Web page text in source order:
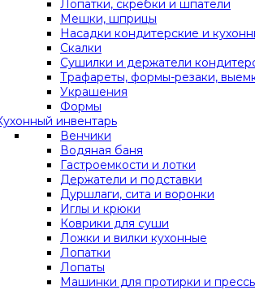
Лопатки, скребки и шпатели
Мешки, шприцы
Насадки кондитерские и
Скалки
Сушилки и держатели
Трафареты, формы-резаки,
Украшения
Формы
инвентарь
Венчики
Водяная баня
Гастроемкости и лотки
Держатели и подставки
Дуршлаги, сита и воронки
Иглы и крюки
Коврики для суши
Ложки и вилки кухонные
Лопатки
Лопаты
Машинки для протирки и